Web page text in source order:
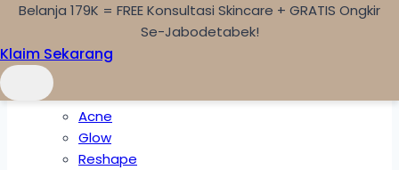
Skip to content
Home
Treatments
Acne
Glow
Reshape
Belanja 179K = FREE Konsultasi Skincare + GRATIS Ongkir
Se-Jabodetabek!
Klaim Sekarang